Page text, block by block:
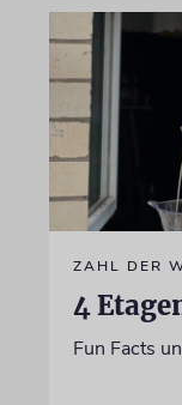
ZAHL DER
4
Fun Facts